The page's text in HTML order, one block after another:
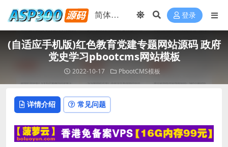
登录
(自适应手机版)红色教育党建专题网站源码 政府
党史学习pbootcms网站模板
2022-10-17 PbootCMS模板
详情介绍 常见问题